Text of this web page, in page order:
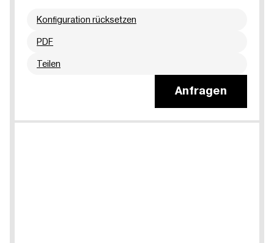
Konfiguration rücksetzen
PDF
Teilen
Anfragen